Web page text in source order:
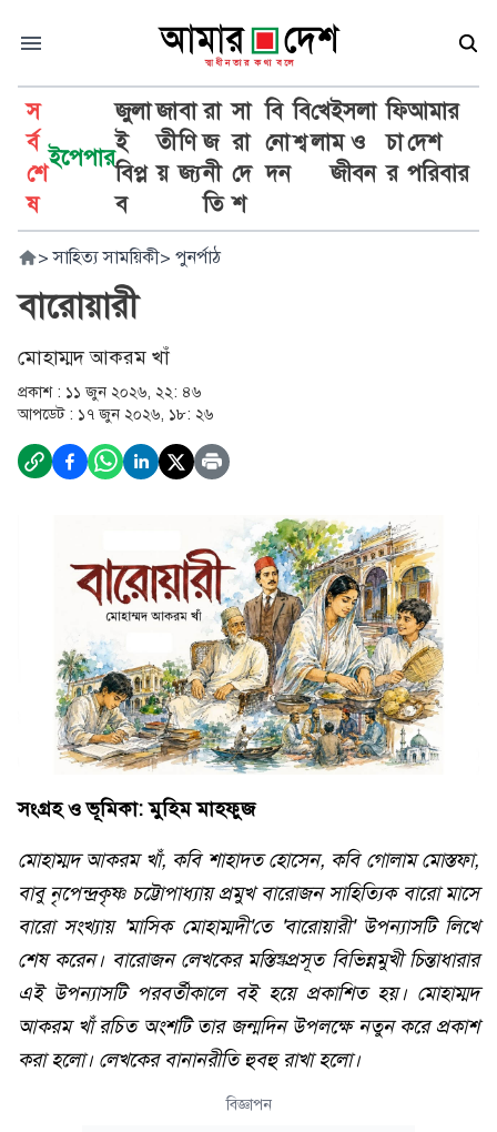
স
র্ব
শে
ষ
ইপেপার
জুলা
ই
বিপ্ল
ব
জা
তী
য়
বা
ণি
জ্য
রা
জ
নী
তি
সা
রা
দে
শ
বি
নো
দন
বি
শ্ব
খে
লা
ইসলা
ম ও
জীবন
ফি
চা
র
আমার
দেশ
পরিবার
> সাহিত্য সাময়িকী> পুনর্পাঠ
বারোয়ারী
মোহাম্মদ আকরম খাঁ
প্রকাশ : ১১ জুন ২০২৬, ২২: ৪৬
আপডেট : ১৭ জুন ২০২৬, ১৮: ২৬
সংগ্রহ ও ভূমিকা: মুহিম মাহফুজ
মোহাম্মদ আকরম খাঁ, কবি শাহাদত হোসেন, কবি গোলাম মোস্তফা,
বাবু নৃপেন্দ্রকৃষ্ণ চট্টোপাধ্যায় প্রমুখ বারোজন সাহিত্যিক বারো মাসে
বারো সংখ্যায় 'মাসিক মোহাম্মদী'তে 'বারোয়ারী' উপন্যাসটি লিখে
শেষ করেন। বারোজন লেখকের মস্তিষ্কপ্রসূত বিভিন্নমুখী চিন্তাধারার
এই উপন্যাসটি পরবর্তীকালে বই হয়ে প্রকাশিত হয়। মোহাম্মদ
আকরম খাঁ রচিত অংশটি তার জন্মদিন উপলক্ষে নতুন করে প্রকাশ
করা হলো। লেখকের বানানরীতি হুবহু রাখা হলো।
বিজ্ঞাপন